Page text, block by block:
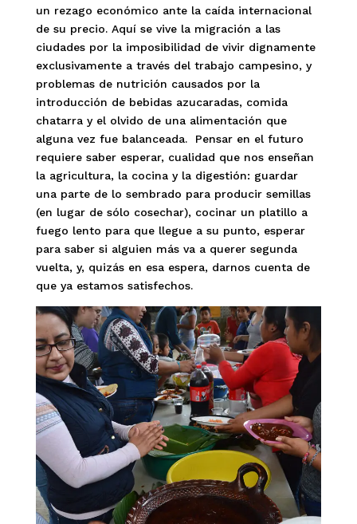
un rezago económico ante la caída internacional
de su precio. Aquí se vive la migración a las
ciudades por la imposibilidad de vivir dignamente
exclusivamente a través del trabajo campesino, y
problemas de nutrición causados por la
introducción de bebidas azucaradas, comida
chatarra y el olvido de una alimentación que
alguna vez fue balanceada. Pensar en el futuro
requiere saber esperar, cualidad que nos enseñan
la agricultura, la cocina y la digestión: guardar
una parte de lo sembrado para producir semillas
(en lugar de sólo cosechar), cocinar un platillo a
fuego lento para que llegue a su punto, esperar
para saber si alguien más va a querer segunda
vuelta, y, quizás en esa espera, darnos cuenta de
que ya estamos satisfechos.